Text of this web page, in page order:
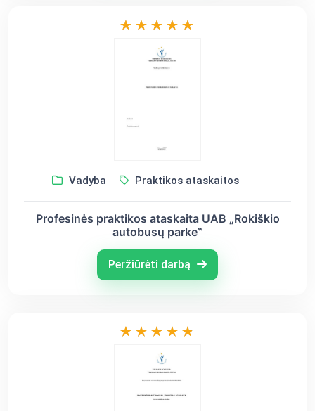
Vadyba Praktikos ataskaitos
Profesinės praktikos ataskaita UAB „Rokiškio
autobusų parke‟
Peržiūrėti darbą